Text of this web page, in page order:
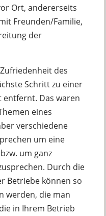
Ort, andererseits
Freunden/Familie,
der
des
Schritt zu einer
Das waren
eines
verschiedene
um eine
um ganz
Durch die
Betriebe können so
werden, die man
in Ihrem Betrieb